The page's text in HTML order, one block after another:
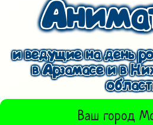
и ведущие на день
в Арзамасе и в
Ваш город
ВЫБРАТЬ